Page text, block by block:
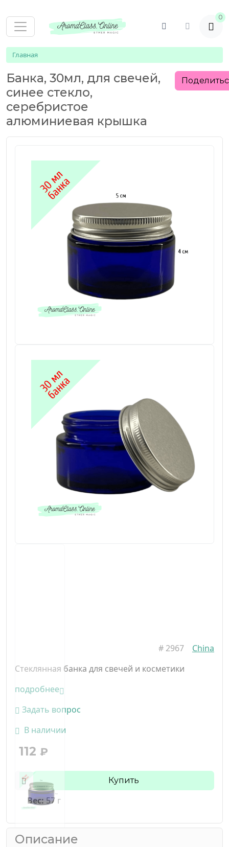
0
Главная
Банка, 30мл, для свечей,
синее стекло,
серебристое
алюминиевая крышка
# 2967
China
Стеклянная банка для свечей и косметики
подробнее
Задать вопрос
В наличии
112 ₽
Купить
Вес:57 г
Описание